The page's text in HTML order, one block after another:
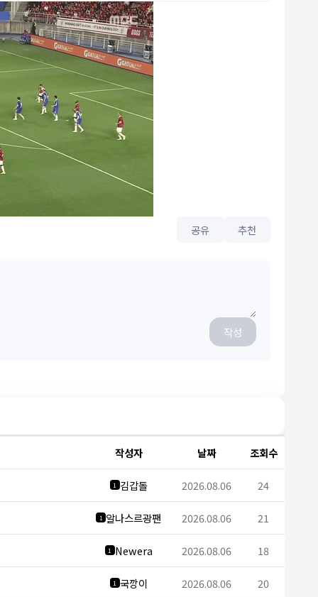
공유 추천
작성
작성자 날짜 조회수
1 김갑돌 2026.08.06 24
1 알나스르광팬 2026.08.06 21
1 Newera 2026.08.06 18
1 국깡이 2026.08.06 20